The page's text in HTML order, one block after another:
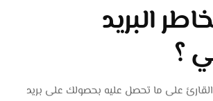
البريد
؟
على ما تحصل عليه بحصولك على بريد